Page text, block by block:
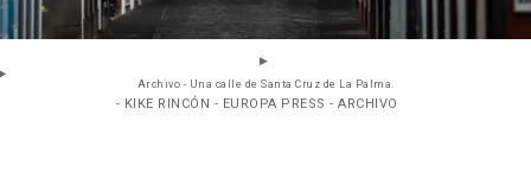
Archivo - Una calle de Santa Cruz de La Palma.
- KIKE RINCÓN - EUROPA PRESS - ARCHIVO